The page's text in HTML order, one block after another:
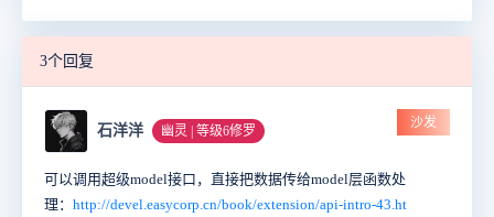
3个回复
石洋洋 幽灵 | 等级6修罗
沙发
可以调用超级model接口，直接把数据传给model层函数处
理： http://devel.easycorp.cn/book/extension/api-intro-43.ht